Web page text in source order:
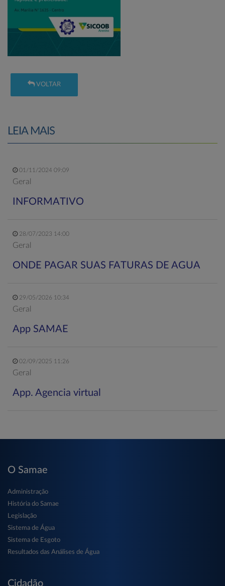
VOLTAR
LEIA MAIS
01/11/2024 09:09
Geral
INFORMATIVO
28/07/2023 14:00
Geral
ONDE PAGAR SUAS FATURAS DE AGUA
29/05/2026 10:34
Geral
App SAMAE
02/09/2025 11:26
Geral
App. Agencia virtual
O Samae
Administração
História do Samae
Legislação
Sistema de Água
Sistema de Esgoto
Resultados das Análises de Água
Cidadão